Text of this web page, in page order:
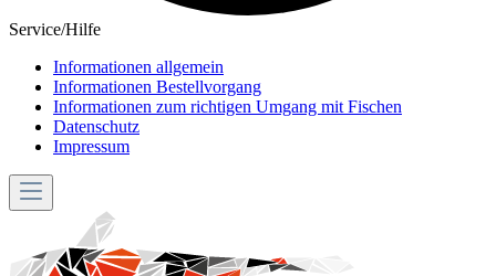
Service/Hilfe
Informationen allgemein
Informationen Bestellvorgang
Informationen zum richtigen Umgang mit Fischen
Datenschutz
Impressum